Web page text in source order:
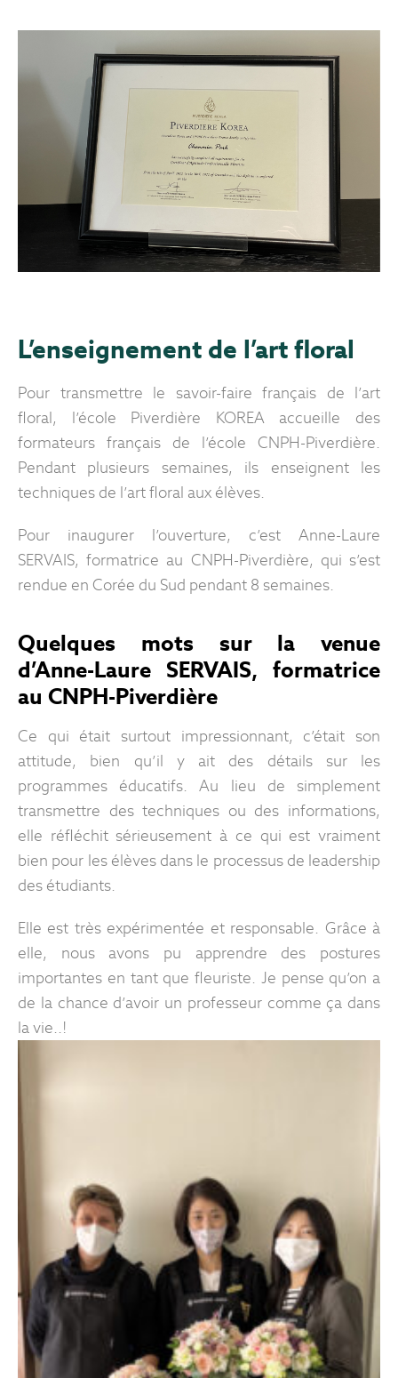
L’enseignement de l’art floral
Pour transmettre le savoir-faire français de l’art
floral, l’école Piverdière KOREA accueille des
formateurs français de l’école CNPH-Piverdière.
Pendant plusieurs semaines, ils enseignent les
techniques de l’art floral aux élèves.
Pour inaugurer l’ouverture, c’est Anne-Laure
SERVAIS, formatrice au CNPH-Piverdière, qui s’est
rendue en Corée du Sud pendant 8 semaines.
Quelques mots sur la venue
d’Anne-Laure SERVAIS, formatrice
au CNPH-Piverdière
Ce qui était surtout impressionnant, c’était son
attitude, bien qu’il y ait des détails sur les
programmes éducatifs. Au lieu de simplement
transmettre des techniques ou des informations,
elle réfléchit sérieusement à ce qui est vraiment
bien pour les élèves dans le processus de leadership
des étudiants.
Elle est très expérimentée et responsable. Grâce à
elle, nous avons pu apprendre des postures
importantes en tant que fleuriste. Je pense qu’on a
de la chance d’avoir un professeur comme ça dans
la vie..!